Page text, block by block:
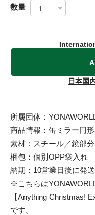
数量
日本国
所属団体：
商品情報：缶ミラー円
素材：スチール／鏡部
梱包：個別OPP袋入れ
納期：10営業日後に発送
※こちらは
【Anything Christmas!
です。